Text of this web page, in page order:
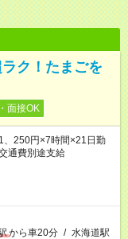
ク！たまごを
面接OK
、250円×7時間×21日勤
通費別途支給
から車20分 / 水海道駅